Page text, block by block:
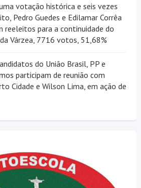
votação histórica e seis vezes
Pedro Guedes e Edilamar Corrêa
reeleitos para a continuidade do
Várzea, 7716 votos, 51,68%
do União Brasil, PP e
participam de reunião com
Cidade e Wilson Lima, em ação de